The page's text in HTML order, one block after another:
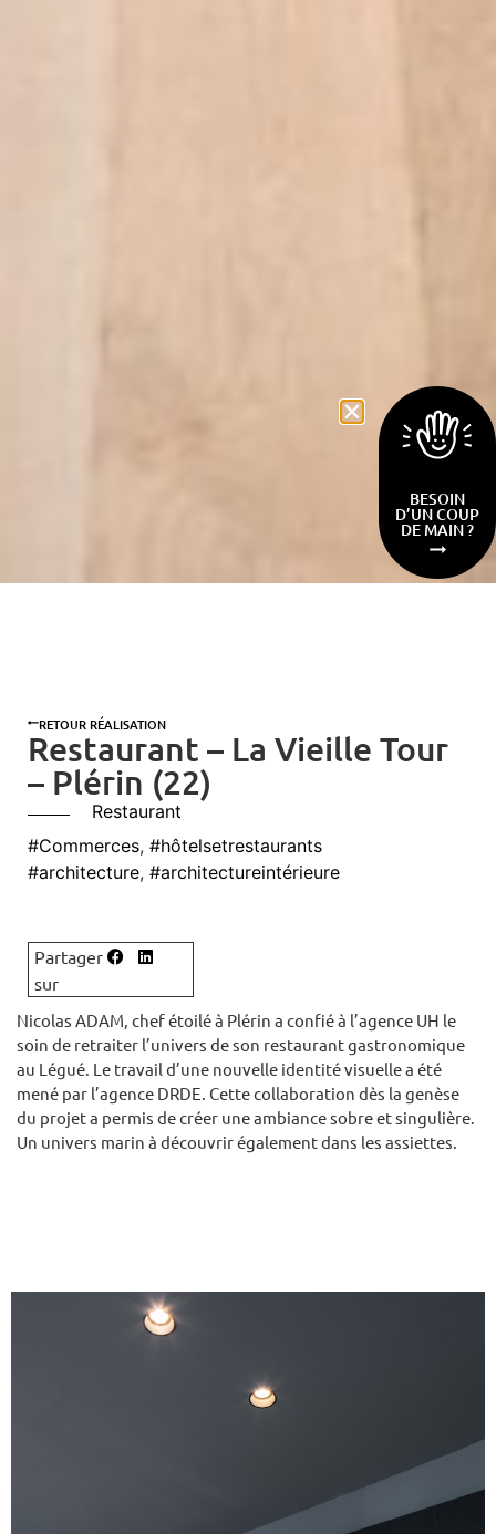
RETOUR RÉALISATION
Restaurant – La Vieille Tour
– Plérin (22)
Restaurant
#Commerces, #hôtelsetrestaurants
#architecture, #architectureintérieure
Nicolas ADAM, chef étoilé à Plérin a confié à l’agence UH le
soin de retraiter l’univers de son restaurant gastronomique
au Légué. Le travail d’une nouvelle identité visuelle a été
mené par l’agence DRDE. Cette collaboration dès la genèse
du projet a permis de créer une ambiance sobre et singulière.
Un univers marin à découvrir également dans les assiettes.
BESOIN
D’UN COUP
DE MAIN ?